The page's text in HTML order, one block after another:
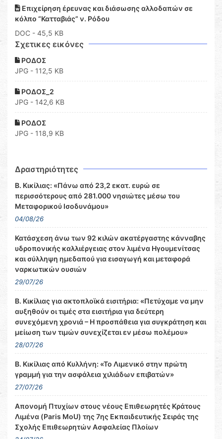
Επιχείρηση έρευνας και διάσωσης αλλοδαπών σε
κόλπο “Κατταβιάς” ν. Ρόδου
DOC - 45,5 KB
Σχετικες εικόνες
ΡΟΔΟΣ
JPG - 112,5 KB
ΡΟΔΟΣ_2
JPG - 142,6 KB
ΡΟΔΟΣ
JPG - 118,9 KB
Δραστηριότητες
Β. Κικίλιας: «Πάνω από 23,2 εκατ. ευρώ σε
περισσότερους από 281.000 νησιώτες μέσω του
Μεταφορικού Ισοδυνάμου»
04/08/26
Κατάσχεση άνω των 92 κιλών ακατέργαστης κάνναβης
υδροπονικής καλλιέργειας στον λιμένα Ηγουμενίτσας
και σύλληψη ημεδαπού για εισαγωγή και μεταφορά
ναρκωτικών ουσιών
29/07/26
Β. Κικίλιας για ακτοπλοϊκά εισιτήρια: «Πετύχαμε να μην
αυξηθούν οι τιμές στα εισιτήρια για δεύτερη
συνεχόμενη χρονιά – Η προσπάθεια για συγκράτηση και
μείωση των τιμών συνεχίζεται εν μέσω πολέμου»
28/07/26
Β. Κικίλιας από Κυλλήνη: «Το Λιμενικό στην πρώτη
γραμμή για την ασφάλεια χιλιάδων επιβατών»
27/07/26
Απονομή Πτυχίων στους νέους Επιθεωρητές Κράτους
Λιμένα (Paris MoU) της 7ης Εκπαιδευτικής Σειράς της
Σχολής Επιθεωρητών Ασφαλείας Πλοίων